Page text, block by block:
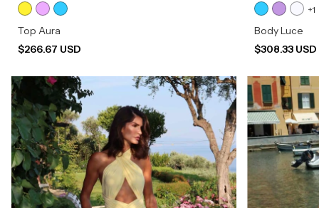
Top Aura
$266.67 USD
+1
Body Luce
$308.33 USD